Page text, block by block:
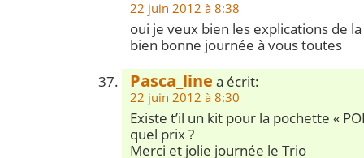
22 juin 2012 à 8:38
oui je veux bien les explications de
bien bonne journée à vous toutes
Pasca_line a écrit:
22 juin 2012 à 8:30
Existe t’il un kit pour la pochette «
quel prix ?
Merci et jolie journée le Trio